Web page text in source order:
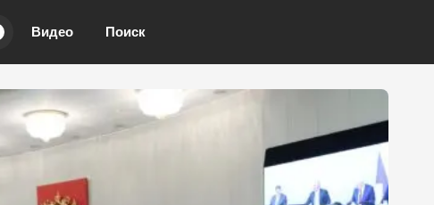
Видео Поиск